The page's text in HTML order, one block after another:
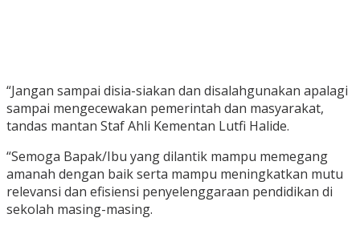
“Jangan sampai disia-siakan dan disalahgunakan apalagi
sampai mengecewakan pemerintah dan masyarakat,
tandas mantan Staf Ahli Kementan Lutfi Halide.
“Semoga Bapak/Ibu yang dilantik mampu memegang
amanah dengan baik serta mampu meningkatkan mutu
relevansi dan efisiensi penyelenggaraan pendidikan di
sekolah masing-masing.